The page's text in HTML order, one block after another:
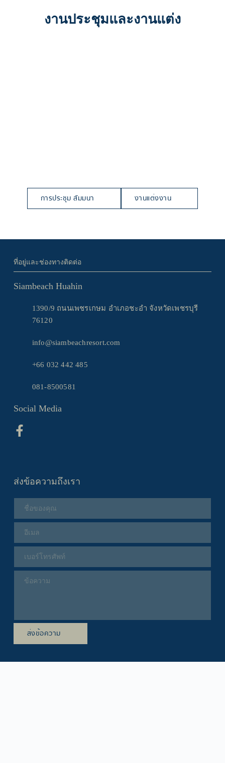
งานประชุมและงานแต่ง
การประชุม สัมมนา งานแต่งงาน
ที่อยู่และช่องทางติดต่อ
Siambeach Huahin
1390/9 ถนนเพชรเกษม อำเภอชะอำ จังหวัดเพชรบุรี
76120
info@siambeachresort.com
+66 032 442 485
081-8500581
Social Media
ส่งข้อความถึงเรา
ส่งข้อความ